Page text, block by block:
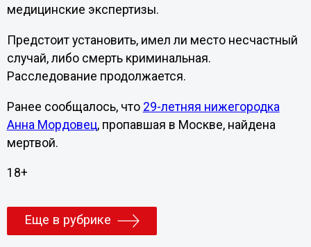
медицинские экспертизы.
Предстоит установить, имел ли место несчастный
случай, либо смерть криминальная.
Расследование продолжается.
Ранее сообщалось, что 29-летняя нижегородка
Анна Мордовец, пропавшая в Москве, найдена
мертвой.
18+
Еще в рубрике